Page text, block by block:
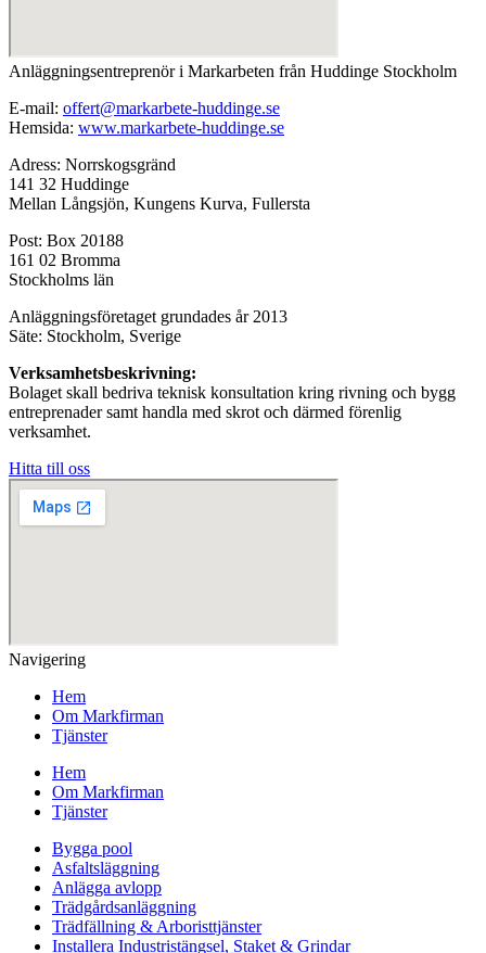
Anläggningsentreprenör i Markarbeten från Huddinge Stockholm
E-mail: offert@markarbete-huddinge.se
Hemsida: www.markarbete-huddinge.se
Adress: Norrskogsgränd
141 32 Huddinge
Mellan Långsjön, Kungens Kurva, Fullersta
Post: Box 20188
161 02 Bromma
Stockholms län
Anläggningsföretaget grundades år 2013
Säte: Stockholm, Sverige
Verksamhetsbeskrivning:
Bolaget skall bedriva teknisk konsultation kring rivning och bygg
entreprenader samt handla med skrot och därmed förenlig
verksamhet.
Hitta till oss
Navigering
Hem
Om Markfirman
Tjänster
Hem
Om Markfirman
Tjänster
Bygga pool
Asfaltsläggning
Anlägga avlopp
Trädgårdsanläggning
Trädfällning & Arboristtjänster
Installera Industristängsel, Staket & Grindar